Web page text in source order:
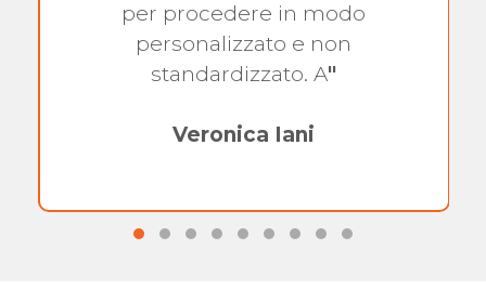
per procedere in modo
personalizzato e non
standardizzato. A"
Veronica Iani